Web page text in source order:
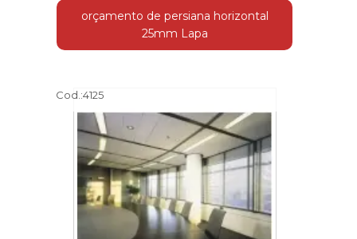
orçamento de persiana horizontal
25mm Lapa
Cod.:4125